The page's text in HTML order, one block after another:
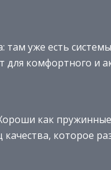
там уже есть
для комфортного и
как
которое